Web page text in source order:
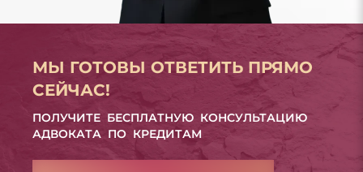
МЫ ГОТОВЫ ОТВЕТИТЬ ПРЯМО
СЕЙЧАС!
ПОЛУЧИТЕ БЕСПЛАТНУЮ КОНСУЛЬТАЦИЮ
АДВОКАТА ПО КРЕДИТАМ